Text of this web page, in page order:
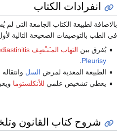
انفرادات الكتاب
بالاضافة لطبيعة الكتاب الجامعة التي لم
في الطب بالتوصيفات الصحيحة التالية
يُفرق بين التهاب المـَنـْصِف Mediastinitis
Pleurisy
الطبيعة المعدية لمرض السل
يعطي تشخيص علمي للأنكلستوما
شروح كتاب القانون